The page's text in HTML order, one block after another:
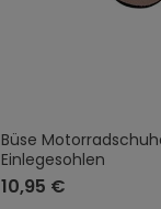
Büse
Einlegesohlen
10,95 €